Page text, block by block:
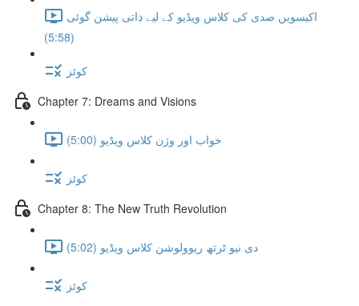
اکیسویں صدی کی کلاس ویڈیو کے لیے ذاتی پیشن گوئی
(5:58)
کوئز
Chapter 7: Dreams and Visions
خواب اور وژن کلاس ویڈیو (5:00)
کوئز
Chapter 8: The New Truth Revolution
دی نیو ٹرتھ ریوولوشن کلاس ویڈیو (5:02)
کوئز